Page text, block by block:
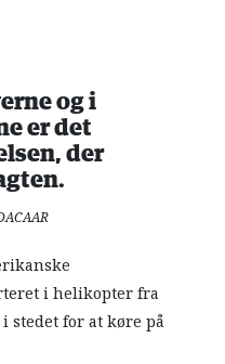
og i
er det
der
i helikopter fra
stedet for at køre på